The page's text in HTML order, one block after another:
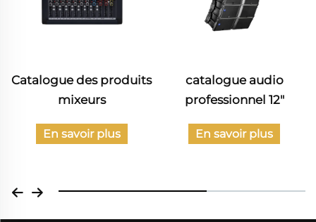
Catalogue des produits
mixeurs
En savoir plus
catalogue audio
professionnel 12"
En savoir plus